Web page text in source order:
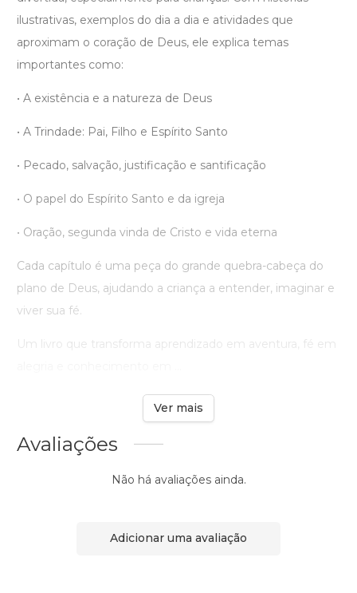
ilustrativas, exemplos do dia a dia e atividades que
aproximam o coração de Deus, ele explica temas
importantes como:
• A existência e a natureza de Deus
• A Trindade: Pai, Filho e Espírito Santo
• Pecado, salvação, justificação e santificação
• O papel do Espírito Santo e da igreja
• Oração, segunda vinda de Cristo e vida eterna
Cada capítulo é uma peça do grande quebra-cabeça do
plano de Deus, ajudando a criança a entender, imaginar e
viver sua fé.
Um livro que transforma aprendizado em aventura, fé em
Ver mais
Avaliações
Não há avaliações ainda.
Adicionar uma avaliação